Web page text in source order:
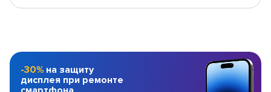
-30% на защиту
дисплея при ремонте